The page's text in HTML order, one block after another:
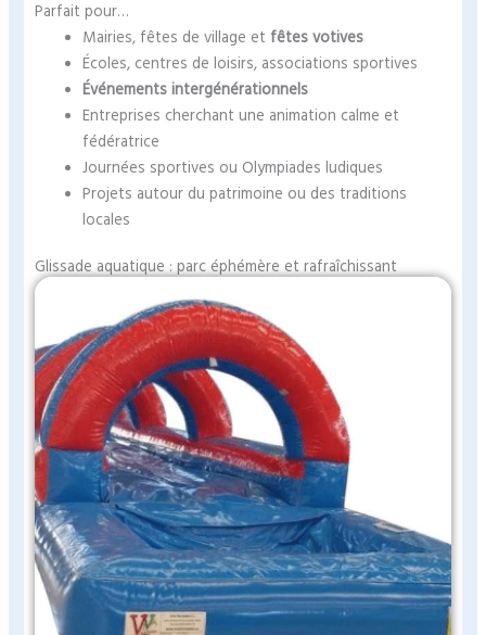
Parfait pour…
Mairies, fêtes de village et fêtes votives
Écoles, centres de loisirs, associations sportives
Événements intergénérationnels
Entreprises cherchant une animation calme et
fédératrice
Journées sportives ou Olympiades ludiques
Projets autour du patrimoine ou des traditions
locales
Glissade aquatique : parc éphémère et rafraîchissant